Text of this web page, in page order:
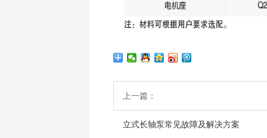
上一篇：
立式长轴泵常见故障及解决方案